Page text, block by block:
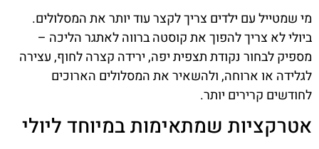
מי שמטייל עם ילדים צריך לקצר עוד יותר את המסלולים.
ביולי לא צריך להפוך את קוסטה ברווה לאתגר הליכה –
מספיק לבחור נקודת תצפית יפה, ירידה קצרה לחוף, עצירה
לגלידה או ארוחה, ולהשאיר את המסלולים הארוכים
לחודשים קרירים יותר.
אטרקציות שמתאימות במיוחד ליולי